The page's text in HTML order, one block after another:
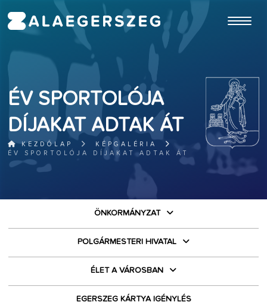
ÉV SPORTOLÓJA
DÍJAKAT ADTAK ÁT
KEZDŐLAP
KÉPGALÉRIA
ÉV SPORTOLÓJA DÍJAKAT ADTAK ÁT
ÖNKORMÁNYZAT
POLGÁRMESTERI HIVATAL
ÉLET A VÁROSBAN
EGERSZEG KÁRTYA IGÉNYLÉS